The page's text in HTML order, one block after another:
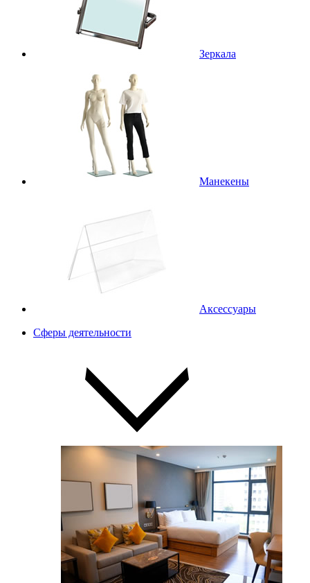
Зеркала
Манекены
Аксессуары
Сферы деятельности